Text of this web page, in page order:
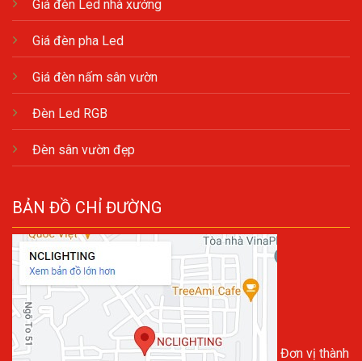
Giá đèn Led nhà xưởng
Giá đèn pha Led
Giá đèn nấm sân vườn
Đèn Led RGB
Đèn sân vườn đẹp
BẢN ĐỒ CHỈ ĐƯỜNG
Đơn vị thành